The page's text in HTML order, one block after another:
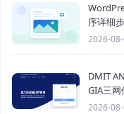
序详细
2026-
DMIT
GIA三
2026-